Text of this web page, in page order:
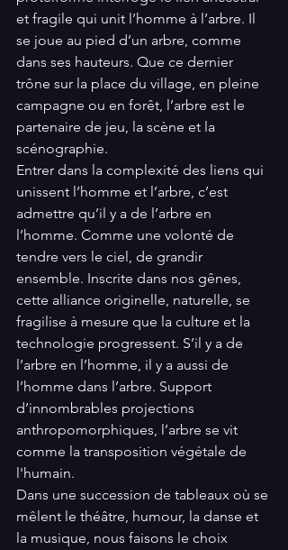
et fragile qui unit l’homme à l’arbre. Il
se joue au pied d’un arbre, comme
dans ses hauteurs. Que ce dernier
trône sur la place du village, en pleine
campagne ou en forêt, l’arbre est le
partenaire de jeu, la scène et la
scénographie.
Entrer dans la complexité des liens qui
unissent l’homme et l’arbre, c’est
admettre qu’il y a de l’arbre en
l’homme. Comme une volonté de
tendre vers le ciel, de grandir
ensemble. Inscrite dans nos gênes,
cette alliance originelle, naturelle, se
fragilise à mesure que la culture et la
technologie progressent. S’il y a de
l’arbre en l’homme, il y a aussi de
l’homme dans l’arbre. Support
d’innombrables projections
anthropomorphiques, l’arbre se vit
comme la transposition végétale de
l'humain.
Dans une succession de tableaux où se
mêlent le théâtre, humour, la danse et
la musique, nous faisons le choix